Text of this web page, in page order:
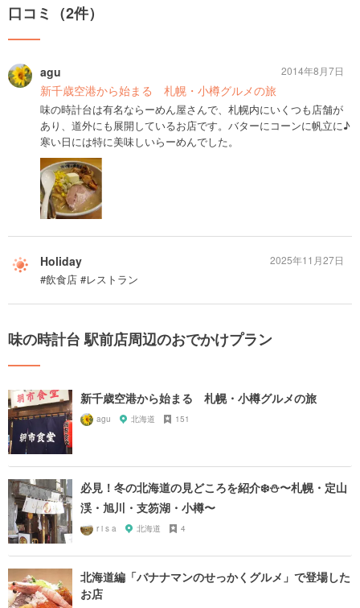
口コミ（2件）
agu
新千歳空港から始まる 札幌・小樽グルメの旅
味の時計台は有名ならーめん屋さんで、札幌内にいくつも店舗が
あり、道外にも展開しているお店です。バターにコーンに帆立に♪
寒い日には特に美味しいらーめんでした。
2014年8月7日
Holiday
#飲食店 #レストラン
2025年11月27日
味の時計台 駅前店周辺のおでかけプラン
新千歳空港から始まる 札幌・小樽グルメの旅
agu 北海道 151
必見！冬の北海道の見どころを紹介❄️⛄️〜札幌・定山
渓・旭川・支笏湖・小樽〜
r i s a 北海道 4
北海道編「バナナマンのせっかくグルメ」で登場した
お店